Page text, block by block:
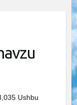
Ushbu